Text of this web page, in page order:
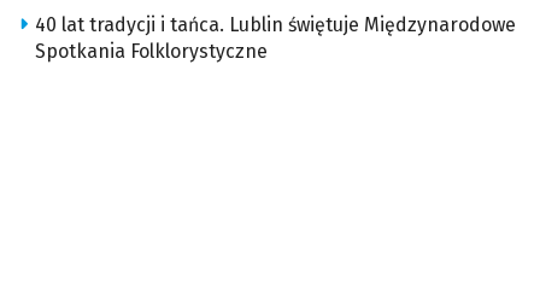
40 lat tradycji i tańca. Lublin świętuje Międzynarodowe
Spotkania Folklorystyczne